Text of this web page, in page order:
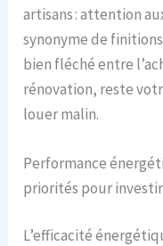
artisans : attention
synonyme de
bien fléché entre
rénovation, reste
louer malin.
Performance
priorités pour
L’efficacité